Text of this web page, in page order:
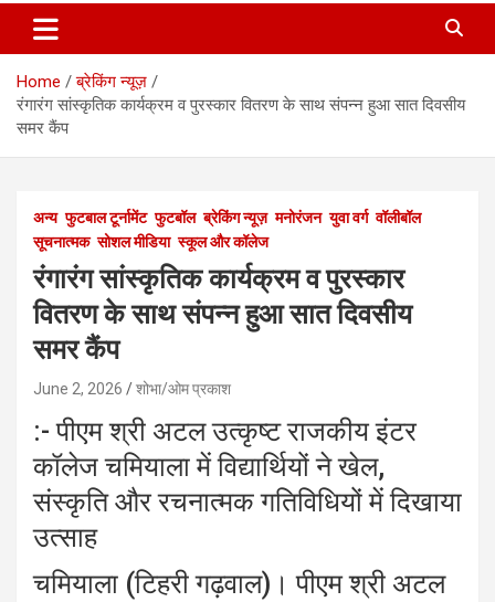
Home
ब्रेकिंग न्यूज़
रंगारंग सांस्कृतिक कार्यक्रम व पुरस्कार वितरण के साथ संपन्न हुआ सात दिवसीय
समर कैंप
अन्य फुटबाल टूर्नामेंट फुटबॉल ब्रेकिंग न्यूज़ मनोरंजन युवा वर्ग वॉलीबॉल
सूचनात्मक सोशल मीडिया स्कूल और कॉलेज
रंगारंग सांस्कृतिक कार्यक्रम व पुरस्कार
वितरण के साथ संपन्न हुआ सात दिवसीय
समर कैंप
June 2, 2026 शोभा/ओम प्रकाश
:- पीएम श्री अटल उत्कृष्ट राजकीय इंटर
कॉलेज चमियाला में विद्यार्थियों ने खेल,
संस्कृति और रचनात्मक गतिविधियों में दिखाया
उत्साह
चमियाला (टिहरी गढ़वाल)। पीएम श्री अटल